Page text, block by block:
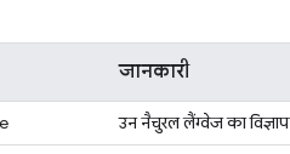
जानकारी
उन नैचुरल लैंग्वेज का